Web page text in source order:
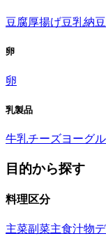
豆腐厚揚げ豆乳納豆
卵
卵
乳製品
牛乳チーズヨーグル
目的から探す
料理区分
主菜副菜主食汁物